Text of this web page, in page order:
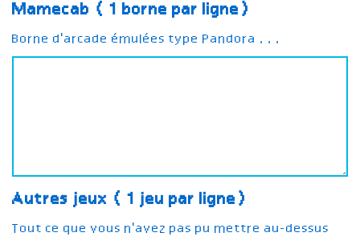
Mamecab (1 borne par ligne)
Borne d'arcade émulées type Pandora ...
Autres jeux (1 jeu par ligne)
Tout ce que vous n'avez pas pu mettre au-dessus